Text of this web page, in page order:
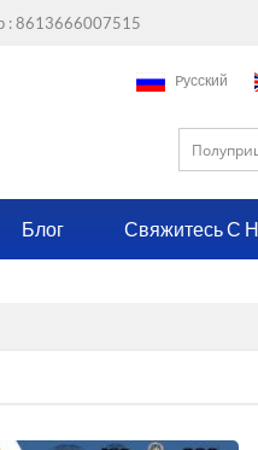
:8613666007515
Pусский
Блог Свяжитесь С